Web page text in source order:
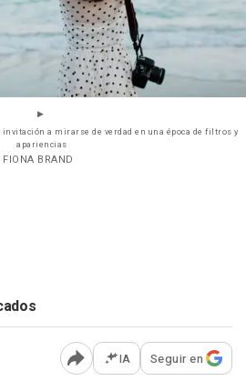
invitación a mirarse de verdad en una época de filtros y
apariencias
FIONA BRAND
Abrir opciones para
IA Seguir en